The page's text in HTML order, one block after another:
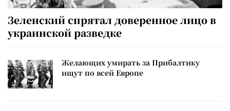
Зеленский спрятал доверенное лицо в
украинской разведке
Желающих умирать за Прибалтику
ищут по всей Европе